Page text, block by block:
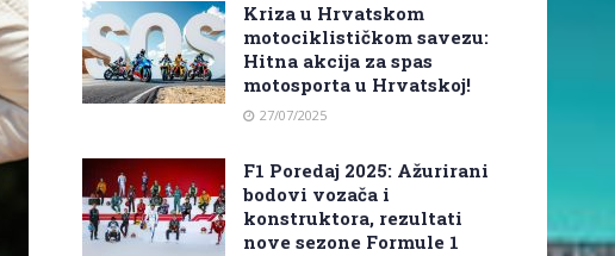
Kriza u Hrvatskom
motociklističkom savezu:
Hitna akcija za spas
motosporta u Hrvatskoj!
27/07/2025
F1 Poredaj 2025: Ažurirani
bodovi vozača i
konstruktora, rezultati
nove sezone Formule 1